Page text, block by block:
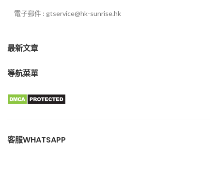
電子郵件 : gtservice@hk-sunrise.hk
最新文章
導航菜單
客服WHATSAPP